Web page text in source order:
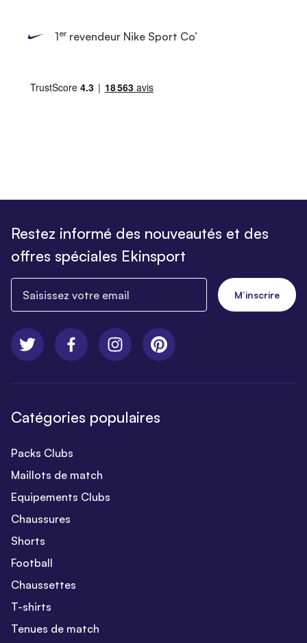
1errevendeur Nike Sport Co’
Restez informé des nouveautés et des
offres spéciales Ekinsport
M’inscrire
Catégories populaires
Packs Clubs
Maillots de match
Equipements Clubs
Chaussures
Shorts
Football
Chaussettes
T-shirts
Tenues de match